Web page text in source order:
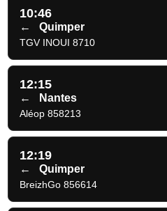
10:46
← Quimper
TGV INOUI 8710
12:15
← Nantes
Aléop 858213
12:19
← Quimper
BreizhGo 856614